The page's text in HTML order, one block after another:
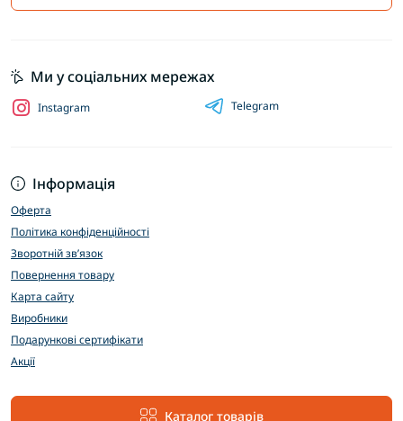
Інформація
Оферта
Політика конфіденційності
Зворотній зв’язок
Повернення товару
Карта сайту
Виробники
Подарункові сертифікати
Акції
Каталог товарів
Ми у соціальних мережах
Instagram Telegram